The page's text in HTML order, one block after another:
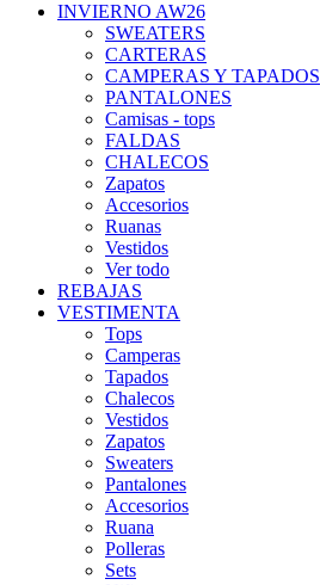
INVIERNO AW26
SWEATERS
CARTERAS
CAMPERAS Y TAPADOS
PANTALONES
Camisas - tops
FALDAS
CHALECOS
Zapatos
Accesorios
Ruanas
Vestidos
Ver todo
REBAJAS
VESTIMENTA
Tops
Camperas
Tapados
Chalecos
Vestidos
Zapatos
Sweaters
Pantalones
Accesorios
Ruana
Polleras
Sets